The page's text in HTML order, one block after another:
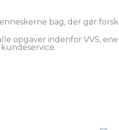
bag, der gør
opgaver indenfor VVS,